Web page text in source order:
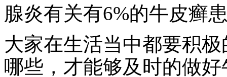
腺炎有关有6%的牛皮癣
大家在生活当中都要积
哪些，才能够及时的做